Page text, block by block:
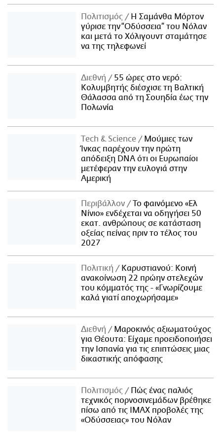
Πολιτισμός
Η Σαμάνθα Μόρτον
γύρισε την “Οδύσσεια” του Νόλαν
και μετά το Χόλιγουντ σταμάτησε
να της τηλεφωνεί
Διεθνή
55 ώρες στο νερό:
Κολυμβητής διέσχισε τη Βαλτική
Θάλασσα από τη Σουηδία έως την
Πολωνία
Τech & Science
Μούμιες των
Ίνκας παρέχουν την πρώτη
απόδειξη DNA ότι οι Ευρωπαίοι
μετέφεραν την ευλογιά στην
Αμερική
Περιβάλλον
Το φαινόμενο «Ελ
Νίνιο» ενδέχεται να οδηγήσει 50
εκατ. ανθρώπους σε κατάσταση
οξείας πείνας πριν το τέλος του
2027
Πολιτική
Καρυστιανού: Κοινή
ανακοίνωση 22 πρώην στελεχών
του κόμματός της - «Γνωρίζουμε
καλά γιατί αποχωρήσαμε»
Διεθνή
Μαροκινός αξιωματούχος
για Θέουτα: Είχαμε προειδοποιήσει
την Ισπανία για τις επιπτώσεις μιας
δικαστικής απόφασης
Πολιτισμός
Πώς ένας παλιός
τεχνικός πορνοσινεμάδων βρέθηκε
πίσω από τις IMAX προβολές της
«Οδύσσειας» του Νόλαν